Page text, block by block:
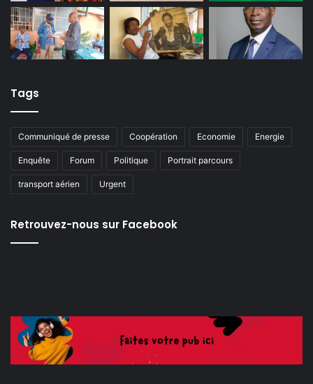
Tags
Communiqué de presse Coopération Economie Energie
Enquête Forum Politique Portrait parcours
transport aérien Urgent
Retrouvez-nous sur Facebook